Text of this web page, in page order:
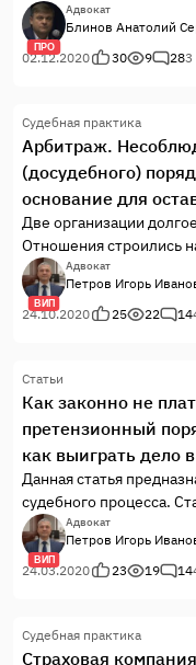
Требование
нарушениями
не был принят и
исполнении
дочерними
докапываются при
поставленном товаре,
его стоимость и
ПРО
Адвокат
Блинов Анатолий
02.12.2020
30 9 283
Судебная практика
Арбитраж.
(досудебного)
основание для
Две организации
Отношения строились
бывает
разногласий. После
конфликт, одна из
ВИП
Адвокат
Петров Игорь
24.10.2020
25 22 14
Статьи
Как законно не
претензионный
как выиграть дело
Данная статья
судебного процесса.
гражданам, понять,
в судебном процессе.
порядок, исковая
(ходатайства об
ВИП
Адвокат
Петров Игорь
24.03.2020
23 19 14
Судебная практика
Страховая